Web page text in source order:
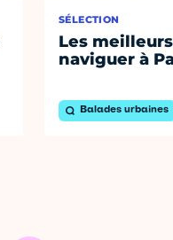
SÉLECTION
Les
naviguer à
Balades urbaines